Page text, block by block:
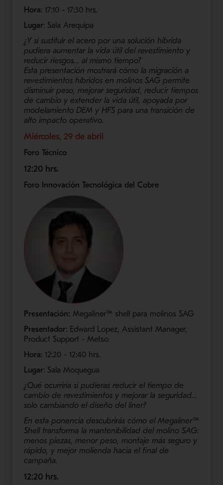
Hora: 17:10 - 17:30​ hrs.
Lugar: Sala Arequipa
¿Y si sustituir el acero por una solución híbrida
pudiera aumentar la vida útil del revestimiento y
reducir riesgos… al mismo tiempo?
Esta presentación mostrará cómo la migración a
revestimientos híbridos en molinos SAG permite
disminuir peso, mejorar seguridad, reducir tiempos
de cambio y extender la vida útil, apoyada por
modelamiento DEM y HFS para una transición de
alto impacto operativo.
Miércoles, 29 de abril
Foro Técnico
12:20 hrs.
Foro Innovación Tecnológica del Cobre
Presentación: Megaliner™ shell para molinos SAG
Presentador: Edward Lopez, Assistant Manager,
Product Support - Metso
Hora: 12:20 - 12:40​ hrs.
Lugar: Sala Moquegua
¿Qué ocurriría si pudieras reducir el tiempo de
cambio de revestimientos y mejorar la seguridad…
solo cambiando el diseño del liner?
En esta ponencia descubrirás cómo el Megaliner™
Shell transforma la mantenibilidad del molino SAG:
menos piezas, menor peso, montaje más seguro y
rápido, y mejor molienda hacia el final de
campaña.
12:20 hrs.